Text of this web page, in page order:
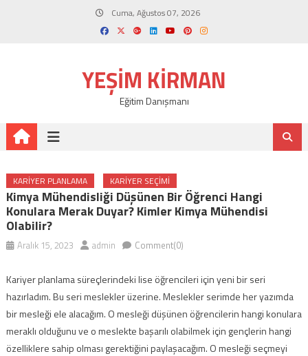
Cuma, Ağustos 07, 2026
YEŞIM KIRMAN
Eğitim Danışmanı
KARIYER PLANLAMA KARIYER SEÇIMI
Kimya Mühendisliği Düşünen Bir Öğrenci Hangi
Konulara Merak Duyar? Kimler Kimya Mühendisi
Olabilir?
Aralık 15, 2023 admin Comment(0)
Kariyer planlama süreçlerindeki lise öğrencileri için yeni bir seri
hazırladım. Bu seri meslekler üzerine. Meslekler serimde her yazımda
bir mesleği ele alacağım. O mesleği düşünen öğrencilerin hangi konulara
meraklı olduğunu ve o meslekte başarılı olabilmek için gençlerin hangi
özelliklere sahip olması gerektiğini paylaşacağım. O mesleği seçmeyi